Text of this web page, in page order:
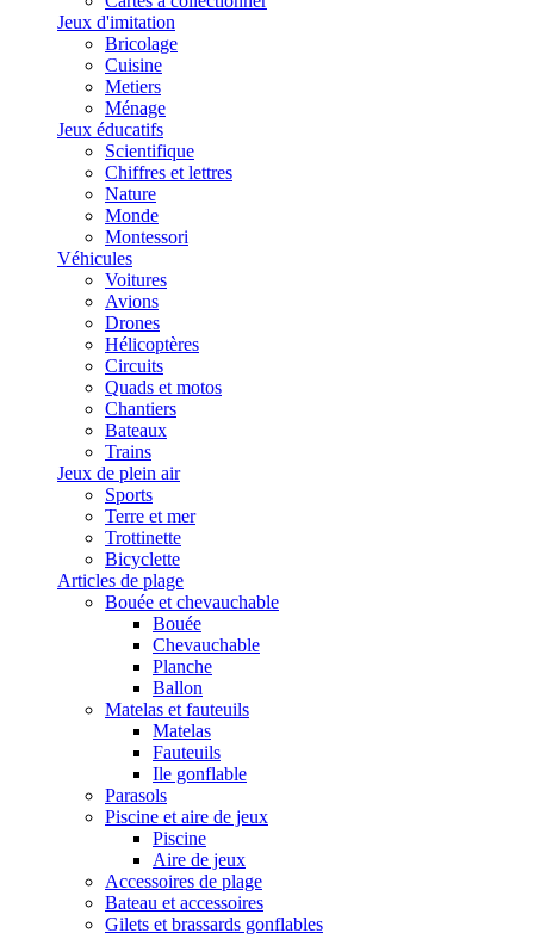
Jeux d'imitation
Bricolage
Cuisine
Metiers
Ménage
Jeux éducatifs
Scientifique
Chiffres et lettres
Nature
Monde
Montessori
Véhicules
Voitures
Avions
Drones
Hélicoptères
Circuits
Quads et motos
Chantiers
Bateaux
Trains
Jeux de plein air
Sports
Terre et mer
Trottinette
Bicyclette
Articles de plage
Bouée et chevauchable
Bouée
Chevauchable
Planche
Ballon
Matelas et fauteuils
Matelas
Fauteuils
Ile gonflable
Parasols
Piscine et aire de jeux
Piscine
Aire de jeux
Accessoires de plage
Bateau et accessoires
Gilets et brassards gonflables